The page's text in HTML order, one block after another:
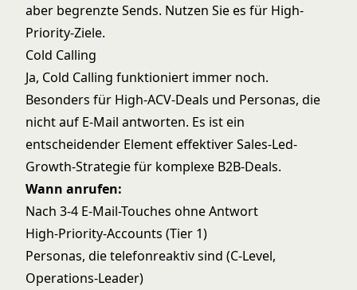
aber begrenzte Sends. Nutzen Sie es für High-
Priority-Ziele.
Cold Calling
Ja, Cold Calling funktioniert immer noch.
Besonders für High-ACV-Deals und Personas, die
nicht auf E-Mail antworten. Es ist ein
entscheidender Element effektiverSales-Led-
Growth-Strategiefür komplexe B2B-Deals.
Wann anrufen:
Nach 3-4 E-Mail-Touches ohne Antwort
High-Priority-Accounts (Tier 1)
Personas, die telefonreaktiv sind (C-Level,
Operations-Leader)